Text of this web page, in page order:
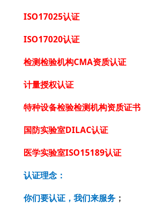
ISO17025认证
ISO17020认证
检测检验机构CMA资质认证
计量授权认证
特种设备检验检测机构资质证书
国防实验室DILAC认证
医学实验室ISO15189认证
认证理念：
你们要认证，我们来服务 ；